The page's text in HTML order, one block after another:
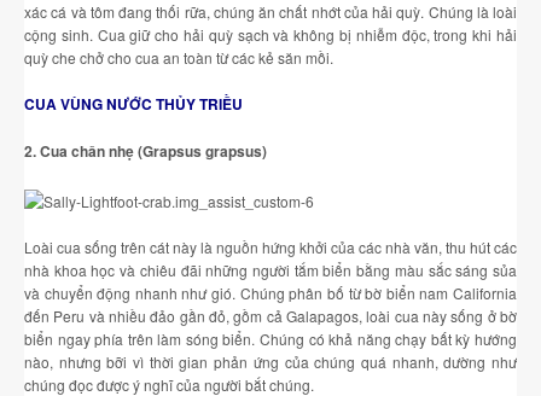
xác cá và tôm đang thối rữa, chúng ăn chất nhớt của hải quỳ. Chúng là loài
cộng sinh. Cua giữ cho hải quỳ sạch và không bị nhiễm độc, trong khi hải
quỳ che chở cho cua an toàn từ các kẻ săn mồi.
CUA VÙNG NƯỚC THỦY TRIỀU
2. Cua chân nhẹ (Grapsus grapsus)
Loài cua sống trên cát này là nguồn hứng khởi của các nhà văn, thu hút các
nhà khoa học và chiêu đãi những người tắm biển bằng màu sắc sáng sủa
và chuyển động nhanh như gió. Chúng phân bố từ bờ biển nam California
đến Peru và nhiều đảo gần đỏ, gồm cả Galapagos, loài cua này sống ở bờ
biển ngay phía trên làm sóng biển. Chúng có khả năng chạy bất kỳ hướng
nào, nhưng bỡi vì thời gian phản ứng của chúng quá nhanh, dường như
chúng đọc được ý nghĩ của người bắt chúng.